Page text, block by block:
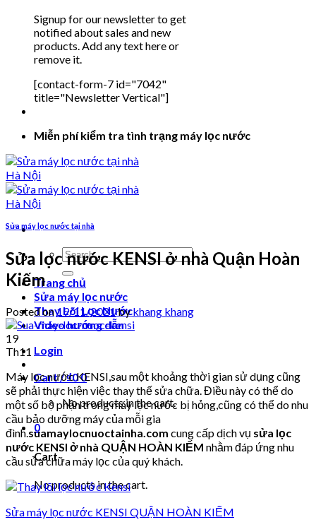
Signup for our newsletter to get
notified about sales and new
products. Add any text here or
remove it.
[contact-form-7 id="7042"
title="Newsletter Vertical"]
Miễn phí kiểm tra tình trạng máy lọc nước
Search
for:
Trang chủ
Sửa máy lọc nước
Thay Lõi Lọc Nước
Video hướng dẫn
Login
Cart /₫00
No products in the cart.
0
Cart
No products in the cart.
Sửa máy lọc nước tại nhà
Sửa lọc nước KENSI ở nhà Quận Hoàn
Kiếm
Posted on19/11/2021bykhang khang
19
Th11
Máy lọc nước KENSI,sau một khoảng thời gian sử dụng cũng
sẽ phải thực hiện việc thay thế sửa chữa. Điều này có thể do
một số bộ phận trong máy lọc nước bị hỏng,cũng có thể do nhu
cầu bảo dưỡng máy của mỗi gia
đình.suamaylocnuoctainha.com cung cấp dịch vụ sửa lọc
nước KENSI ở nhà QUẬN HOÀN KIẾM nhằm đáp ứng nhu
cầu sửa chữa máy lọc của quý khách.
Sửa máy lọc nước KENSI QUẬN HOÀN KIẾM